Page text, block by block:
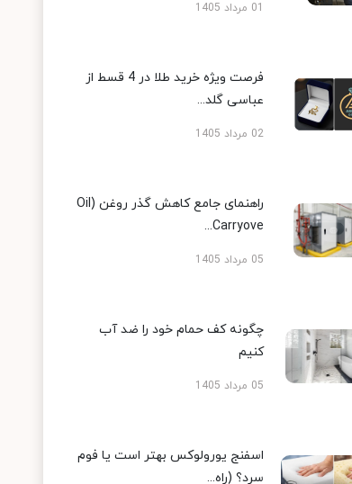
01 مرداد 1405
فرصت ویژه خرید طلا در 4 قسط از
عباسی گلد...
02 مرداد 1405
راهنمای جامع کاهش گذر روغن (Oil
Carryove...
05 مرداد 1405
چگونه کف حمام خود را ضد آب
کنیم
05 مرداد 1405
اسفنج یورولوکس بهتر است یا فوم
سرد؟ (راه...